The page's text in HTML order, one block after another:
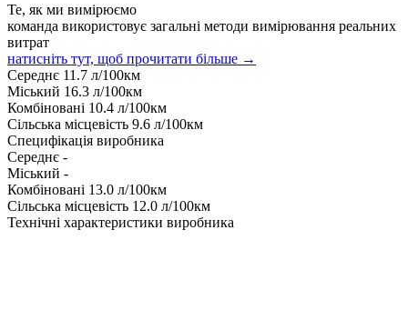
Те, як ми вимірюємо
команда використовує загальні методи вимірювання реальних
витрат
натисніть тут, щоб прочитати більше →
Середнє 11.7 л/100км
Міський 16.3 л/100км
Комбіновані 10.4 л/100км
Сільська місцевість 9.6 л/100км
Специфікація виробника
Середнє -
Міський -
Комбіновані 13.0 л/100км
Сільська місцевість 12.0 л/100км
Технічні характеристики виробника